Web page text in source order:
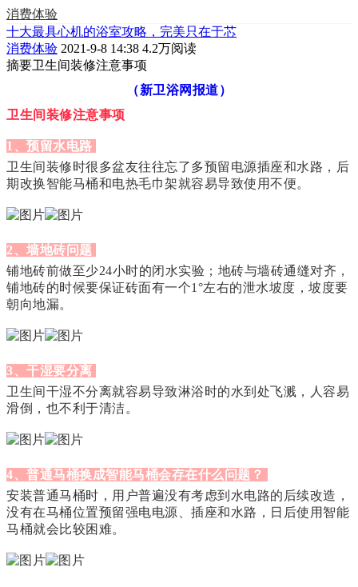
消费体验
十大最具心机的浴室攻略，完美只在于芯
消费体验 2021-9-8 14:38 4.2万阅读
摘要卫生间装修注意事项
（新卫浴网报道）
卫生间装修注意事项
1、预留水电路
卫生间装修时很多盆友往往忘了多预留电源插座和水路，后
期改换智能马桶和电热毛巾架就容易导致使用不便。
2、墙地砖问题
铺地砖前做至少24小时的闭水实验；地砖与墙砖通缝对齐，
铺地砖的时候要保证砖面有一个1°左右的泄水坡度，坡度要
朝向地漏。
3、干湿要分离
卫生间干湿不分离就容易导致淋浴时的水到处飞溅，人容易
滑倒，也不利于清洁。
4、普通马桶换成智能马桶会存在什么问题？
安装普通马桶时，用户普遍没有考虑到水电路的后续改造，
没有在马桶位置预留强电电源、插座和水路，日后使用智能
马桶就会比较困难。